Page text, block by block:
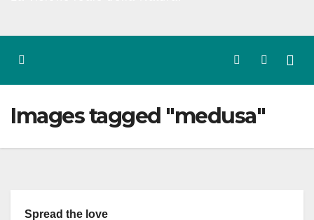
Images tagged "medusa"
Spread the love